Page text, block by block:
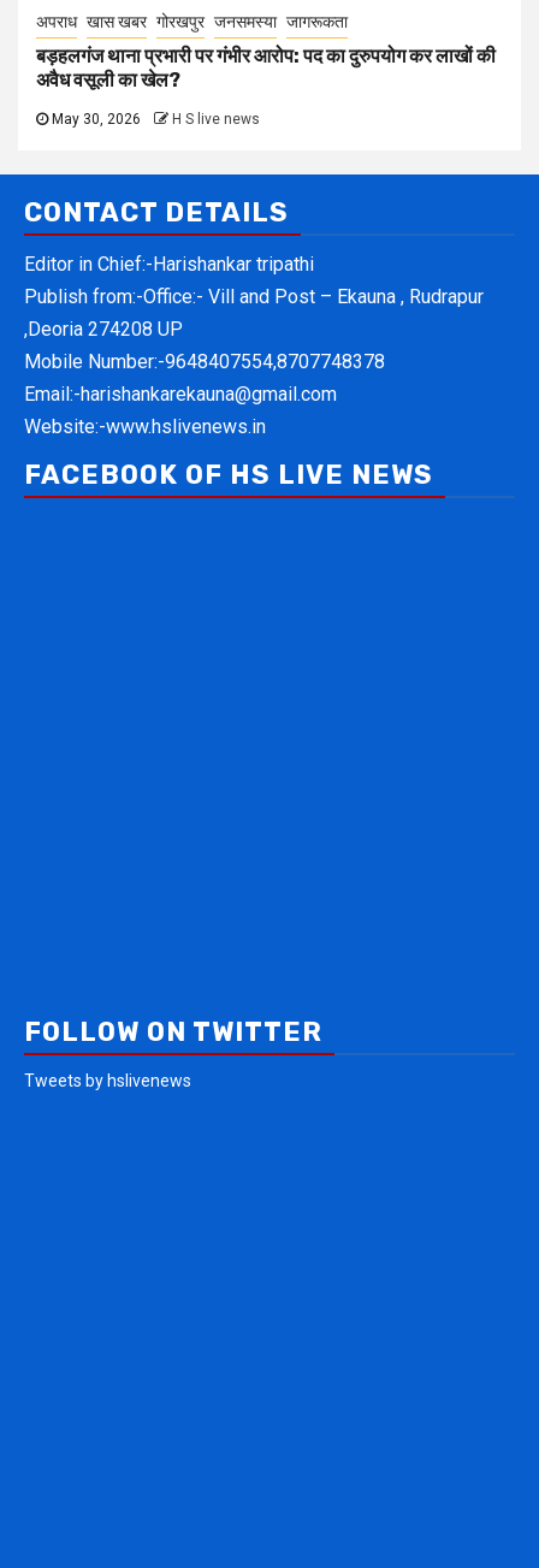
अपराध खास खबर गोरखपुर जनसमस्या जागरूकता
बड़हलगंज थाना प्रभारी पर गंभीर आरोप: पद का दुरुपयोग कर लाखों की
अवैध वसूली का खेल?
May 30, 2026 H S live news
CONTACT DETAILS
Editor in Chief:-Harishankar tripathi
Publish from:-Office:- Vill and Post – Ekauna , Rudrapur
,Deoria 274208 UP
Mobile Number:-9648407554,8707748378
Email:-harishankarekauna@gmail.com
Website:-www.hslivenews.in
FACEBOOK OF HS LIVE NEWS
FOLLOW ON TWITTER
Tweets by hslivenews